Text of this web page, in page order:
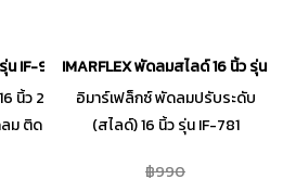
IF-953 ขนาด 16 นิ้ว
นิ้ว 2
ม ติด
IMARFLEX พัดลมสไลด์ 16 นิ้ว รุ่น IF-
อิมาร์เฟล็กซ์ พัดลมปรับระดับ
(สไลด์) 16 นิ้ว รุ่น IF-781
฿990